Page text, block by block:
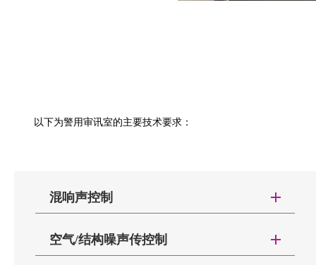
以下为警用审讯室的主要技术要求：
混响声控制
低了声音衰减的速度。从主观上讲，
这具有延长混响
声的效果。
空气/结构噪声传控制